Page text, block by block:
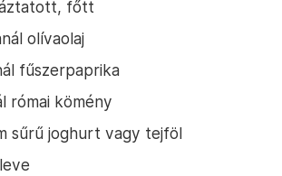
főtt
olívaolaj
fűszerpaprika
római kömény
sűrű joghurt vagy tejföl